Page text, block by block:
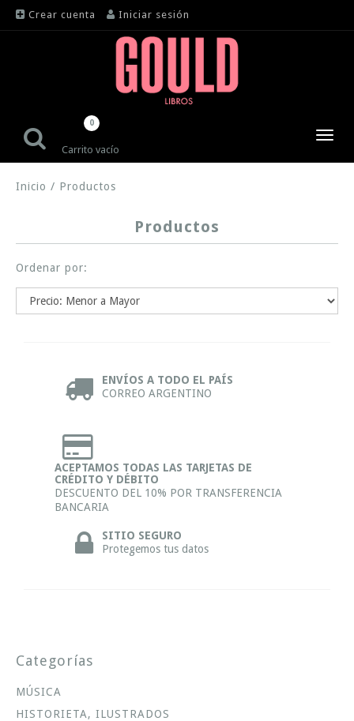
Crear cuenta Iniciar sesión
Carrito vacío
0
Inicio / Productos
Productos
Ordenar por:
ENVÍOS A TODO EL PAÍS
CORREO ARGENTINO
ACEPTAMOS TODAS LAS TARJETAS DE
CRÉDITO Y DÉBITO
DESCUENTO DEL 10% POR TRANSFERENCIA
BANCARIA
SITIO SEGURO
Protegemos tus datos
Categorías
MÚSICA
HISTORIETA, ILUSTRADOS